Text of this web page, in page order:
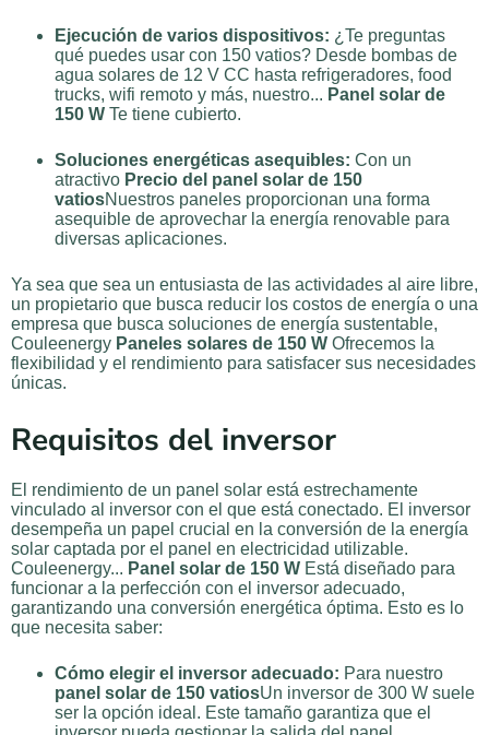
Ejecución de varios dispositivos: ¿Te preguntas
qué puedes usar con 150 vatios? Desde bombas de
agua solares de 12 V CC hasta refrigeradores, food
trucks, wifi remoto y más, nuestro... Panel solar de
150 W Te tiene cubierto.
Soluciones energéticas asequibles: Con un
atractivo Precio del panel solar de 150
vatiosNuestros paneles proporcionan una forma
asequible de aprovechar la energía renovable para
diversas aplicaciones.
Ya sea que sea un entusiasta de las actividades al aire libre,
un propietario que busca reducir los costos de energía o una
empresa que busca soluciones de energía sustentable,
Couleenergy Paneles solares de 150 W Ofrecemos la
flexibilidad y el rendimiento para satisfacer sus necesidades
únicas.
Requisitos del inversor
El rendimiento de un panel solar está estrechamente
vinculado al inversor con el que está conectado. El inversor
desempeña un papel crucial en la conversión de la energía
solar captada por el panel en electricidad utilizable.
Couleenergy... Panel solar de 150 W Está diseñado para
funcionar a la perfección con el inversor adecuado,
garantizando una conversión energética óptima. Esto es lo
que necesita saber:
Cómo elegir el inversor adecuado: Para nuestro
panel solar de 150 vatiosUn inversor de 300 W suele
ser la opción ideal. Este tamaño garantiza que el